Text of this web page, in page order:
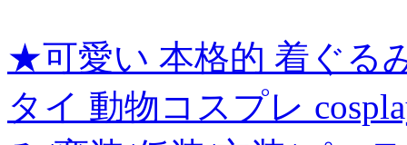
★可愛い 本格的 着ぐる
タイ 動物コスプレ